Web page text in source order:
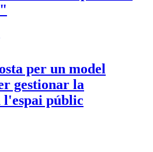
per un model
gestionar la
l'espai públic